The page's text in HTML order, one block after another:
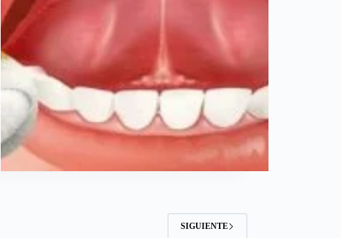
SIGUIENTE